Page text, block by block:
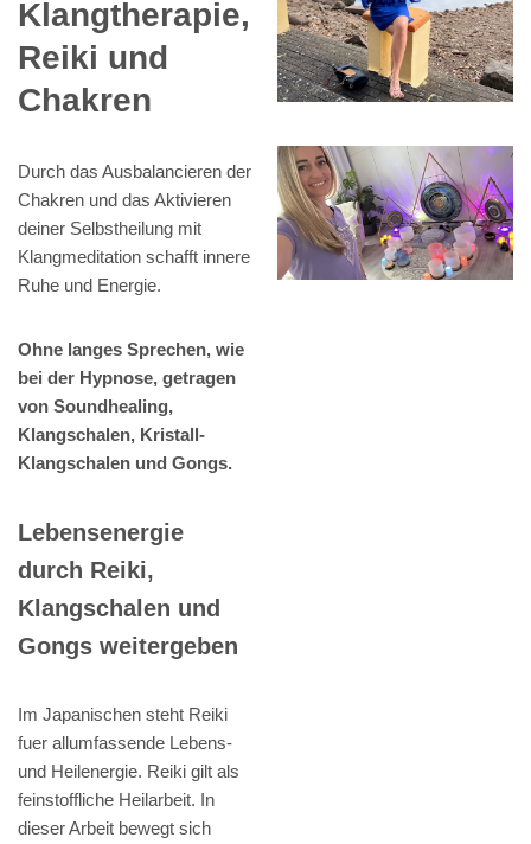
Klangtherapie,
Reiki und
Chakren
Durch das Ausbalancieren der
Chakren und das Aktivieren
deiner Selbstheilung mit
Klangmeditation schafft innere
Ruhe und Energie.
Ohne langes Sprechen, wie
bei der Hypnose, getragen
von Soundhealing,
Klangschalen, Kristall-
Klangschalen und Gongs.
Lebensenergie
durch Reiki,
Klangschalen und
Gongs weitergeben
Im Japanischen steht Reiki
fuer allumfassende Lebens-
und Heilenergie. Reiki gilt als
feinstoffliche Heilarbeit. In
dieser Arbeit bewegt sich